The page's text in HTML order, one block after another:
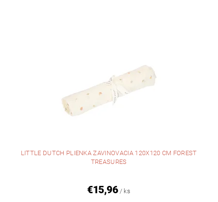
LITTLE DUTCH PLIENKA ZAVINOVACIA 120X120 CM FOREST
TREASURES
€15,96 / ks